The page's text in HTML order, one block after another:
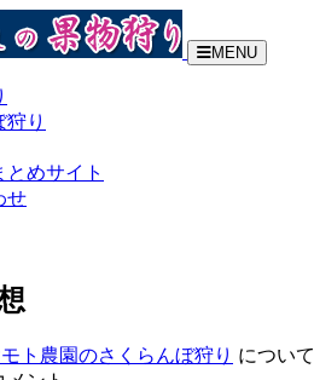
MENU
狩り
とめサイト
せ
ト農園のさくらんぼ狩り について